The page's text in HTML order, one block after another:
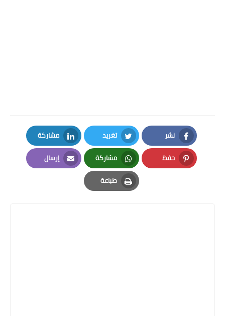
نشر
Facebook
تغريد
Twitter
مشاركة
LinkedIn
حفظ
Pinterest
مشاركة
Whatsapp
إرسال
Email
طباعة
Print